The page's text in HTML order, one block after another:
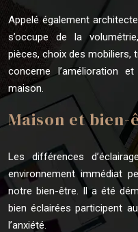
Appelé également
s’occupe de la
pièces, choix des mobiliers,
concerne l’amélioration et
maison.
Maison et bien-
Les différences
environnement immédiat
notre bien-être. Il a été
bien éclairées participent
l’anxiété.